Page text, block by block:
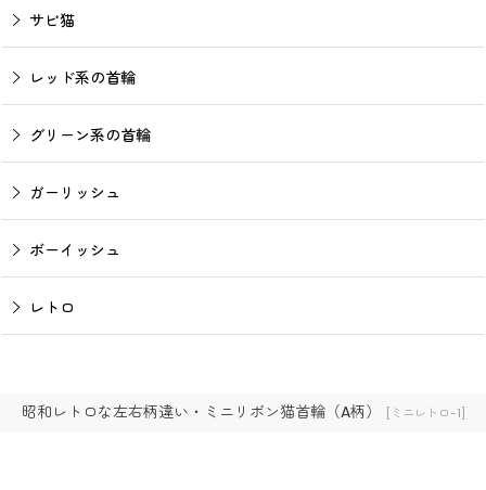
昭和レトロな左右柄違い・ミニリボン猫首輪（A柄） [ ミニレトロ-1]
サビ猫
レッド系の首輪
グリーン系の首輪
ガーリッシュ
ボーイッシュ
レトロ